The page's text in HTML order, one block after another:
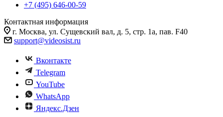
+7 (495) 646-00-59
Контактная информация
г. Москва, ул. Сущевский вал, д. 5, стр. 1а, пав. F40
support@videosist.ru
Вконтакте
Telegram
YouTube
WhatsApp
Яндекс.Дзен